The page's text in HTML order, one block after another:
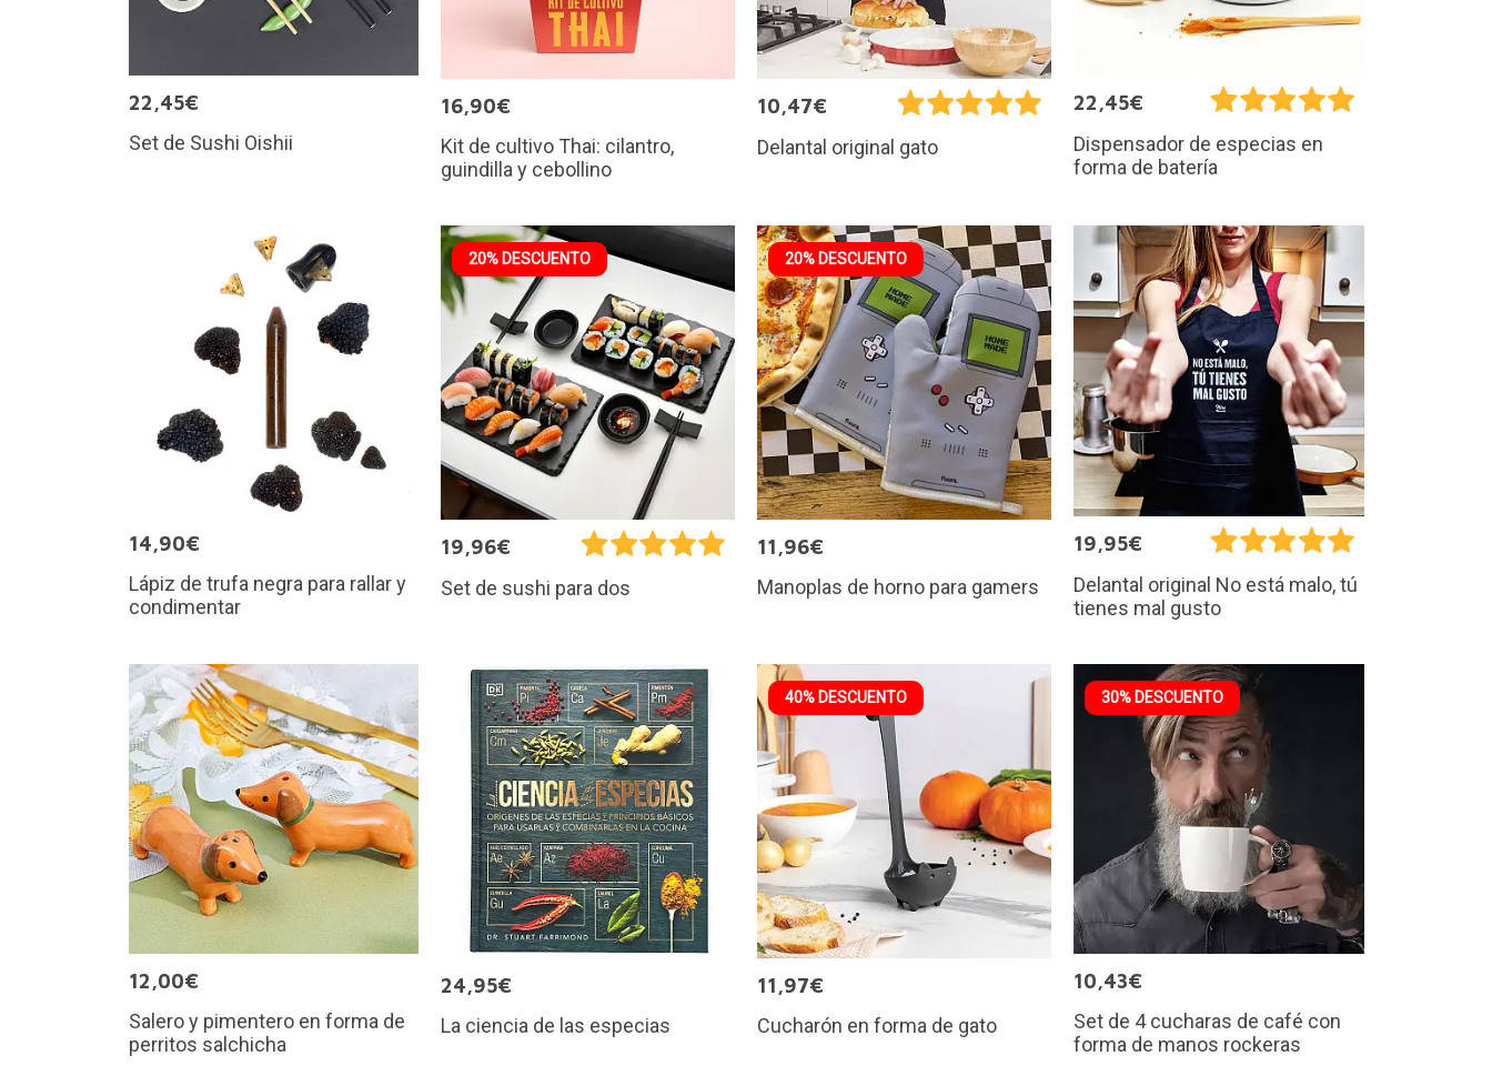
22,45€
Set de Sushi Oishii
16,90€
Kit de cultivo Thai: cilantro,
guindilla y cebollino
10,47€
Delantal original gato
22,45€
Dispensador de especias en
forma de batería
14,90€
Lápiz de trufa negra para rallar y
condimentar
20% DESCUENTO
19,96€
Set de sushi para dos
20% DESCUENTO
11,96€
Manoplas de horno para gamers
19,95€
Delantal original No está malo, tú
tienes mal gusto
12,00€
Salero y pimentero en forma de
perritos salchicha
24,95€
La ciencia de las especias
40% DESCUENTO
11,97€
Cucharón en forma de gato
30% DESCUENTO
10,43€
Set de 4 cucharas de café con
forma de manos rockeras